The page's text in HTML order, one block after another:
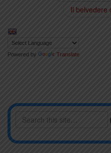
Il belvedere
Powered by Translate